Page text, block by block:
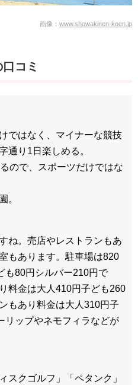
画像： www.showakinen-koen.jp
コミ
ではなく、マイナーな競技
通り1日楽しめる。
ので、スポーツだけではな
。
ね。売店やレストランもあ
もあります。駐車場は820
も80円シルバー210円で
料金は大人410円子ども260
もあり料金は大人310円子
リップやネモフィラなどが
スクゴルフ」「ペタンク」